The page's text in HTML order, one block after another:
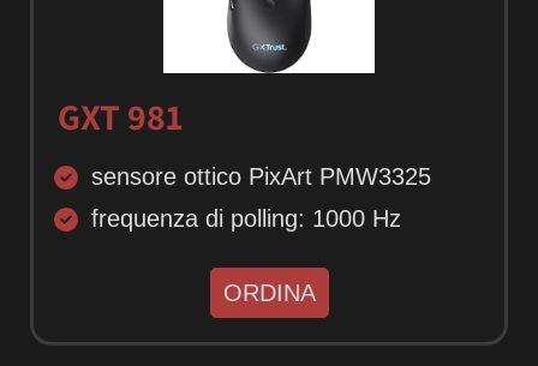
GXT 981
sensore ottico PixArt PMW3325
frequenza di polling: 1000 Hz
ORDINA